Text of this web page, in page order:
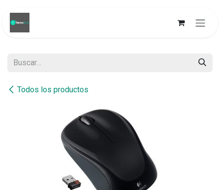
Todos los productos